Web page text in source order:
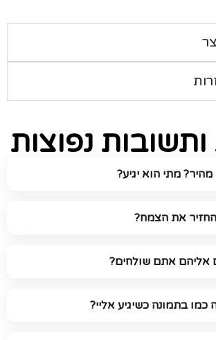
נפוצות
מתי הוא יגיע?
את הצמח?
אליהם אתם שולחים?
בתמונה כשיגיע אליי?